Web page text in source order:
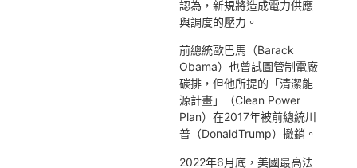
認為，新規將造成電力供應
與調度的壓力。
前總統歐巴馬（Barack
Obama）也曾試圖管制電廠
碳排，但他所提的「清潔能
源計畫」（Clean Power
Plan）在2017年被前總統川
普（DonaldTrump）撤銷。
2022年6月底，美國最高法